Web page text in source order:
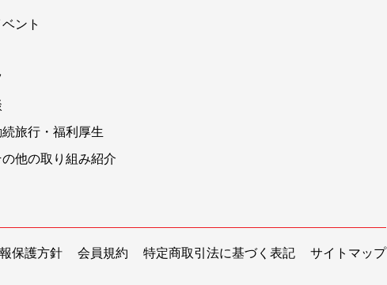
ント
旅行・福利厚生
他の取り組み紹介
保護方針 会員規約 特定商取引法に基づく表記 サイトマップ